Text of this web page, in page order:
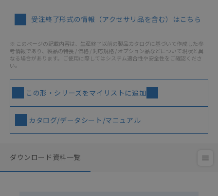
受注終了形式の情報（アクセサリ品を含む）はこちら
※ このページの記載内容は、生産終了以前の製品カタログに基づいて作成した参
考情報であり、製品の特長 / 価格 / 対応規格 / オプション品などについて現状と異
なる場合があります。ご使用に際してはシステム適合性や安全性をご確認くださ
い。
この形・シリーズをマイリストに追加
カタログ/データシート/マニュアル
ダウンロード資料一覧